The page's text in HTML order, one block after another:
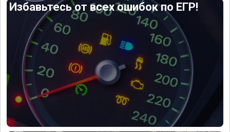
Избавьтесь от всех ошибок по ЕГР!